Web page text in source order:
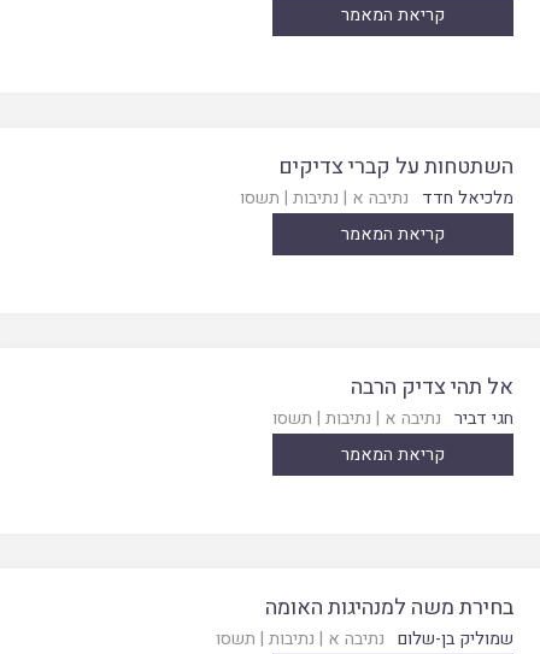
קריאת המאמר
השתטחות על קברי צדיקים
מלכיאל חדד נתיבה א | נתיבות | תשסו
קריאת המאמר
אל תהי צדיק הרבה
חגי דביר נתיבה א | נתיבות | תשסו
קריאת המאמר
בחירת משה למנהיגות האומה
שמוליק בן-שלום נתיבה א | נתיבות | תשסו